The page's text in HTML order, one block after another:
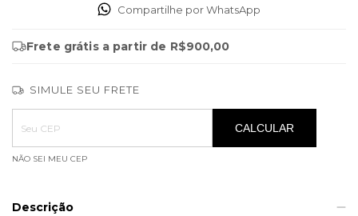
Compartilhe por WhatsApp
Frete grátis a partir de R$900,00
SIMULE SEU FRETE
Entregas para o CEP:
ALTERAR CEP
CALCULAR
NÃO SEI MEU CEP
Descrição